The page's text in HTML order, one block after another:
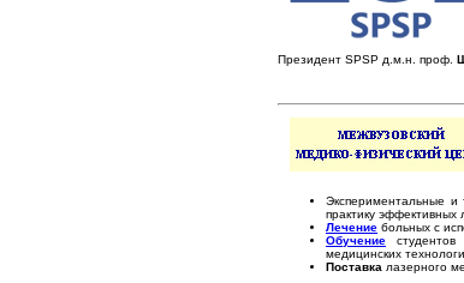
Президент SPSP д.м.н. проф.
Экспериментальные и
практику эффективных
Лечение больных с
Обучение
медицинских
Поставка лазерного